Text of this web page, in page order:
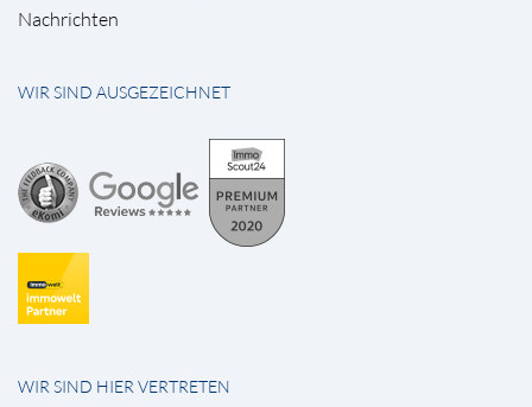
Nachrichten
WIR SIND AUSGEZEICHNET
WIR SIND HIER VERTRETEN